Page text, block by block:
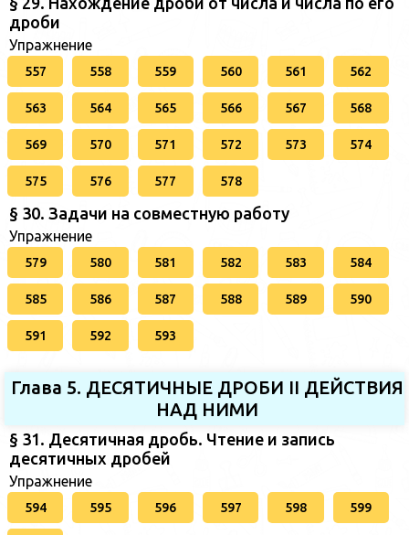
дроби
Упражнение
557 558 559 560 561 562
563 564 565 566 567 568
569 570 571 572 573 574
575 576 577 578
§ 30. Задачи на совместную работу
Упражнение
579 580 581 582 583 584
585 586 587 588 589 590
591 592 593
Глава 5. ДЕСЯТИЧНЫЕ ДРОБИ II ДЕЙСТВИЯ
НАД НИМИ
§ 31. Десятичная дробь. Чтение и запись
десятичных дробей
Упражнение
594 595 596 597 598 599